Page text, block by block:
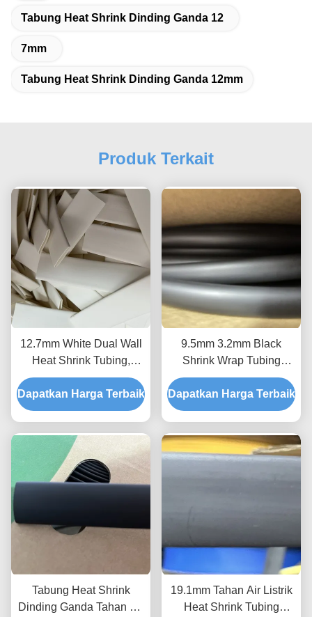
Tabung Heat Shrink Dinding Ganda 12
7mm
Tabung Heat Shrink Dinding Ganda 12mm
Produk Terkait
12.7mm White Dual Wall
Heat Shrink Tubing,
Tabung Poliolefin
Berlapis Perekat Putih
Dapatkan Harga Terbaik
9.5mm 3.2mm Black
Shrink Wrap Tubing
ASTM D2671 Dinding
Ganda
Dapatkan Harga Terbaik
Tabung Heat Shrink
Dinding Ganda Tahan Air
19.1mm Tahan Air Listrik
Heat Shrink Tubing